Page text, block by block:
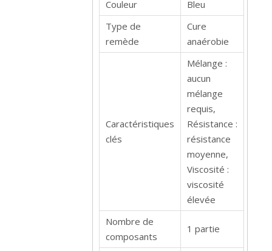
Couleur
Bleu
Type de
remède
Cure
anaérobie
Caractéristiques
clés
Mélange :
aucun
mélange
requis,
Résistance :
résistance
moyenne,
Viscosité :
viscosité
élevée
Nombre de
composants
1 partie